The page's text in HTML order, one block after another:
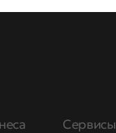
Сервисы